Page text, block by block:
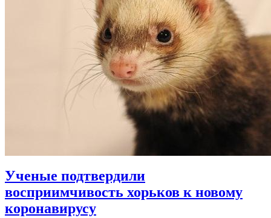
Ученые подтвердили
восприимчивость хорьков к новому
коронавирусу